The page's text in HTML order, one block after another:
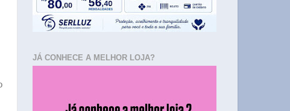
JÁ CONHECE A MELHOR LOJA?